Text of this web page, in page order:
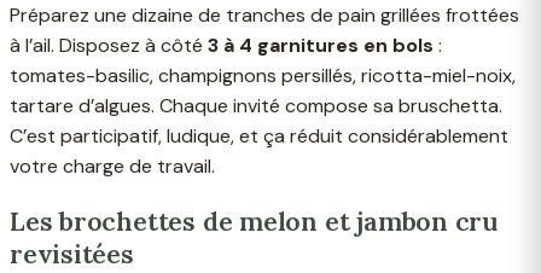
Préparez une dizaine de tranches de pain grillées frottées
à l’ail. Disposez à côté 3 à 4 garnitures en bols :
tomates-basilic, champignons persillés, ricotta-miel-noix,
tartare d’algues. Chaque invité compose sa bruschetta.
C’est participatif, ludique, et ça réduit considérablement
votre charge de travail.
Les brochettes de melon et jambon cru
revisitées